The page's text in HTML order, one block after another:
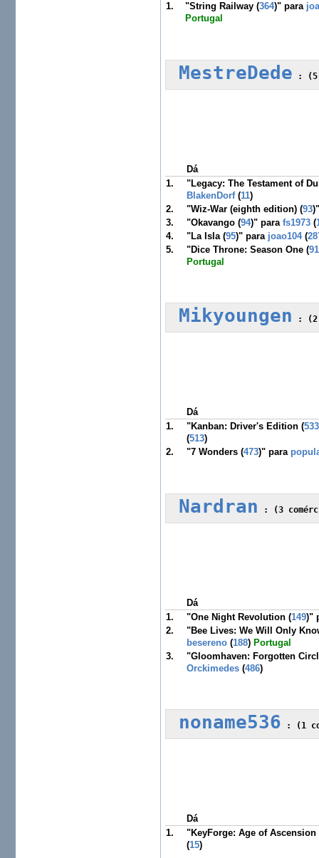
1.
"String Railway (364)" para
Portugal
MestreDede :
Dá
1.
"Legacy: The Testament of
BlakenDorf(11)
2.
"Wiz-War (eighth edition) (93
3.
"Okavango (94)" parafs1973 (
4.
"La Isla (95)" para joao104(
5.
"Dice Throne: Season One (91
Portugal
Mikyoungen :
Dá
1.
"Kanban: Driver's Edition (533
(513)
2.
"7 Wonders (473)" para
Nardran :
Dá
1.
"One Night Revolution (149)"
2.
"Bee Lives: We Will Only
besereno (188)Portugal
3.
"Gloomhaven: Forgotten
Orckimedes (486)
noname536 : (1
Dá
1.
"KeyForge: Age of Ascension
(15)